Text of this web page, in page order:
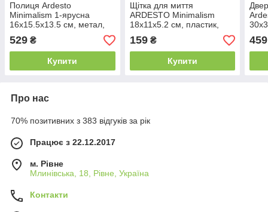
Полиця Ardesto
Minimalism 1-ярусна
16х15.5х13.5 см, метал,
бамбук, чорний
529 ₴
Купити
Щітка для миття
ARDESTO Minimalism
18х11x5.2 см, пластик,
сірий темний
159₴
Купити
459
Про нас
70% позитивних з 383 відгуків за рік
Працює з 22.12.2017
м. Рівне
Млинівська, 18, Рівне, Україна
Контакти